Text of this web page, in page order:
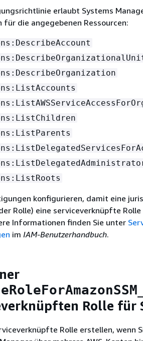
erlaubt Systems
die angegebenen Ressourcen:
konfigurieren, damit eine
Rolle) eine serviceverknüpfte
Informationen finden Sie unter
im IAM-Benutzerhandbuch.
Rolle für
Rolle erstellen, wenn